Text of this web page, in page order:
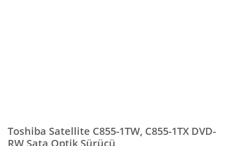
Toshiba Satellite C855-1TW, C855-1TX DVD-
RW Sata Optik Sürücü